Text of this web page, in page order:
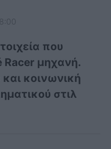
που
Racer μηχανή.
κοινωνική
στιλ